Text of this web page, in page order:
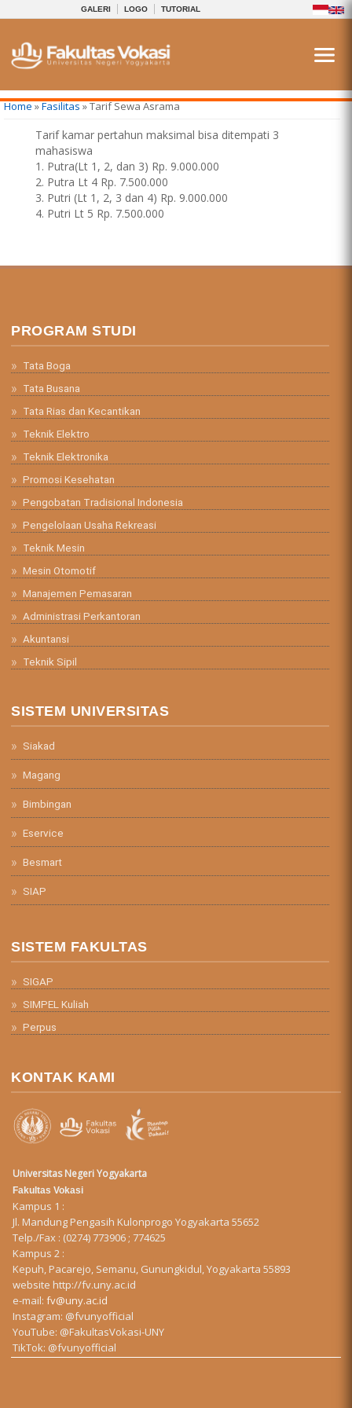
GALERI LOGO TUTORIAL
You are here
Home»Fasilitas» Tarif Sewa Asrama
Tarif kamar pertahun maksimal bisa ditempati 3
mahasiswa
1. Putra(Lt 1, 2, dan 3) Rp. 9.000.000
2. Putra Lt 4 Rp. 7.500.000
3. Putri (Lt 1, 2, 3 dan 4) Rp. 9.000.000
4. Putri Lt 5 Rp. 7.500.000
PROGRAM STUDI
Tata Boga
Tata Busana
Tata Rias dan Kecantikan
Teknik Elektro
Teknik Elektronika
Promosi Kesehatan
Pengobatan Tradisional Indonesia
Pengelolaan Usaha Rekreasi
Teknik Mesin
Mesin Otomotif
Manajemen Pemasaran
Administrasi Perkantoran
Akuntansi
Teknik Sipil
SISTEM UNIVERSITAS
Siakad
Magang
Bimbingan
Eservice
Besmart
SIAP
SISTEM FAKULTAS
SIGAP
SIMPEL Kuliah
Perpus
KONTAK KAMI
Universitas Negeri Yogyakarta
Fakultas Vokasi
Kampus 1 :
Jl. Mandung Pengasih Kulonprogo Yogyakarta 55652
Telp./Fax : (0274) 773906 ; 774625
Kampus 2 :
Kepuh, Pacarejo, Semanu, Gunungkidul, Yogyakarta 55893
website http://fv.uny.ac.id
e-mail:fv@uny.ac.id
Instagram: @fvunyofficial
YouTube: @FakultasVokasi-UNY
TikTok: @fvunyofficial